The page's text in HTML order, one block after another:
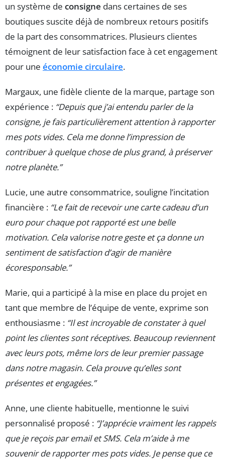
un système de consigne dans certaines de ses
boutiques suscite déjà de nombreux retours positifs
de la part des consommatrices. Plusieurs clientes
témoignent de leur satisfaction face à cet engagement
pour une économie circulaire.
Margaux, une fidèle cliente de la marque, partage son
expérience : “Depuis que j’ai entendu parler de la
consigne, je fais particulièrement attention à rapporter
mes pots vides. Cela me donne l’impression de
contribuer à quelque chose de plus grand, à préserver
notre planète.”
Lucie, une autre consommatrice, souligne l’incitation
financière : “Le fait de recevoir une carte cadeau d’un
euro pour chaque pot rapporté est une belle
motivation. Cela valorise notre geste et ça donne un
sentiment de satisfaction d’agir de manière
écoresponsable.”
Marie, qui a participé à la mise en place du projet en
tant que membre de l’équipe de vente, exprime son
enthousiasme : “Il est incroyable de constater à quel
point les clientes sont réceptives. Beaucoup reviennent
avec leurs pots, même lors de leur premier passage
dans notre magasin. Cela prouve qu’elles sont
présentes et engagées.”
Anne, une cliente habituelle, mentionne le suivi
personnalisé proposé : “J’apprécie vraiment les rappels
que je reçois par email et SMS. Cela m’aide à me
souvenir de rapporter mes pots vides. Je pense que ce